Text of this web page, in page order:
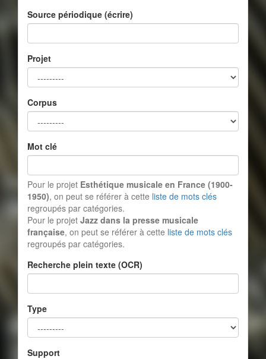
Source périodique (écrire)
Projet
Corpus
Mot clé
Pour le projet Esthétique musicale en France (1900-
1950), on peut se référer à cette liste de mots clés
regroupés par catégories.
Pour le projet Jazz dans la presse musicale
française, on peut se référer à cette liste de mots clés
regroupés par catégories.
Recherche plein texte (OCR)
Type
Support